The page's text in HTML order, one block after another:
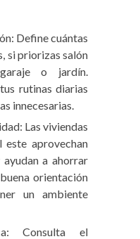
Define cuántas
si priorizas salón
o jardín.
rutinas diarias
innecesarias.
Las viviendas
aprovechan
a ahorrar
orientación
un ambiente
Consulta el